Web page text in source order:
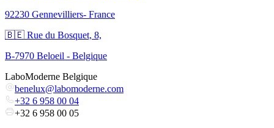
92230 Gennevilliers- France
🇧🇪 Rue du Bosquet, 8,
B-7970 Beloeil - Belgique
LaboModerne Belgique
benelux@labomoderne.com
+32 6 958 00 04
+32 6 958 00 05